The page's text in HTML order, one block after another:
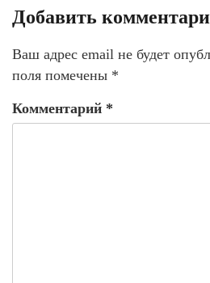
Добавить
Ваш адрес email не будет
поля помечены *
Комментарий *